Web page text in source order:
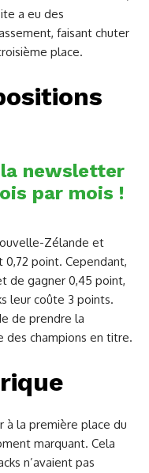
a eu des
faisant chuter
place.
la newsletter
par mois !
Zélande et
point. Cependant,
de gagner 0,45 point,
leur coûte 3 points.
de prendre la
des champions en titre.
à la première place du
marquant. Cela
n’avaient pas